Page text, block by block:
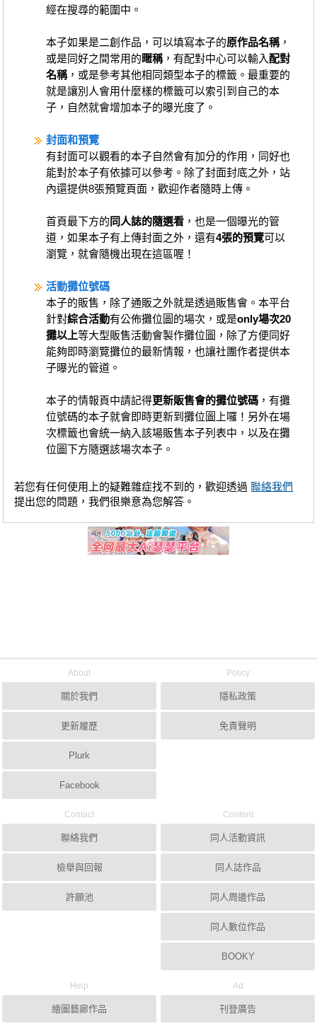
登入
經在搜尋的範圍中。
本子如果是二創作品，可以填寫本子的原作品名稱，
或是同好之間常用的暱稱，有配對中心可以輸入配對
名稱，或是參考其他相同類型本子的標籤。最重要的
就是讓別人會用什麼樣的標籤可以索引到自己的本
子，自然就會增加本子的曝光度了。
封面和預覽
有封面可以觀看的本子自然會有加分的作用，同好也
能對於本子有依據可以參考。除了封面封底之外，站
內還提供8張預覽頁面，歡迎作者隨時上傳。
首頁最下方的 同人誌的隨選看 ，也是一個曝光的管
道，如果本子有上傳封面之外，還有4張的預覽可以
瀏覽，就會隨機出現在這區喔！
活動攤位號碼
本子的販售，除了通販之外就是透過販售會。本平台
針對綜合活動有公佈攤位圖的場次，或是only場次20
攤以上等大型販售活動會製作攤位圖，除了方便同好
能夠即時瀏覽攤位的最新情報，也讓社團作者提供本
子曝光的管道。
本子的情報頁中請記得更新販售會的攤位號碼 ，有攤
位號碼的本子就會即時更新到攤位圖上囉！另外在場
次標籤也會統一納入該場販售本子列表中，以及在攤
位圖下方隨選該場次本子。
若您有任何使用上的疑難雜症找不到的，歡迎透過聯絡我們
提出您的問題，我們很樂意為您解答。
About
關於我們
更新履歷
Plurk
Facebook
Policy
隱私政策
免責聲明
Contact
聯絡我們
檢舉與回報
許願池
Content
同人活動資訊
同人誌作品
同人周邊作品
同人數位作品
BOOKY
Help
繪圖藝廊作品
Ad
刊登廣告